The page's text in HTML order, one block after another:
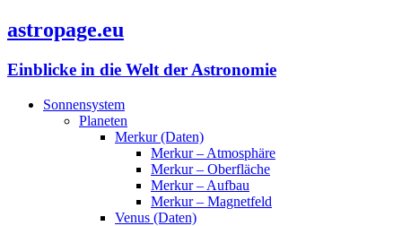
astropage.eu
Einblicke in die Welt der Astronomie
Sonnensystem
Planeten
Merkur (Daten)
Merkur – Atmosphäre
Merkur – Oberfläche
Merkur – Aufbau
Merkur – Magnetfeld
Venus (Daten)